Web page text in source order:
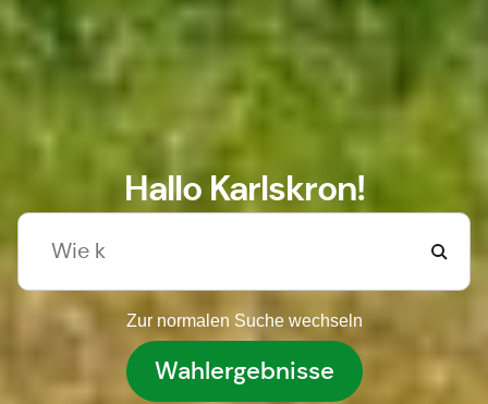
Hallo Karlskron!
Zur normalen Suche wechseln
Wahlergebnisse